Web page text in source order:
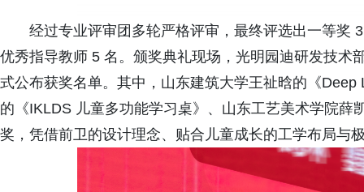
经过专业评审团多轮严格评审，最终评选出一等奖
优秀指导教师 5 名。颁奖典礼现场，光明园迪研发技术
式公布获奖名单。其中，山东建筑大学王祉晗的《
的《IKLDS 儿童多功能学习桌》、山东工艺美术学院薛
奖，凭借前卫的设计理念、贴合儿童成长的工学布局与